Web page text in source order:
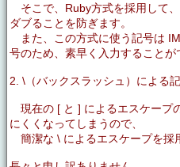
そこで、Ruby方式を採用して
ダブることを防ぎます。
また、この方式に使う記号は
号のため、素早く入力することが
2. \（バックスラッシュ）による
現在の [ と ] によるエスケープ
にくくなってしまうので、
簡潔な \ によるエスケープを採